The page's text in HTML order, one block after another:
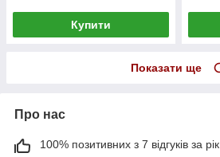
Купити
Показати ще
Про нас
100% позитивних з 7 відгуків за рік